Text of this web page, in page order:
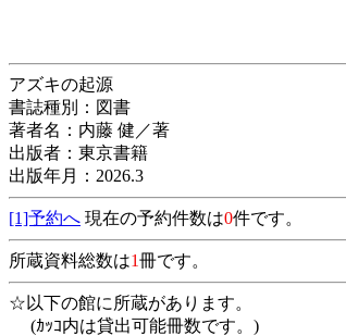
アズキの起源
書誌種別：図書
著者名：内藤 健／著
出版者：東京書籍
出版年月：2026.3
[1]予約へ 現在の予約件数は0件です。
所蔵資料総数は1冊です。
☆以下の館に所蔵があります。
(ｶｯｺ内は貸出可能冊数です。)